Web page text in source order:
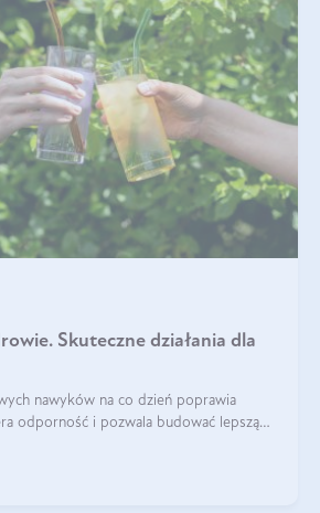
Skuteczne działania dla
nawyków na co dzień poprawia
odporność i pozwala budować lepszą